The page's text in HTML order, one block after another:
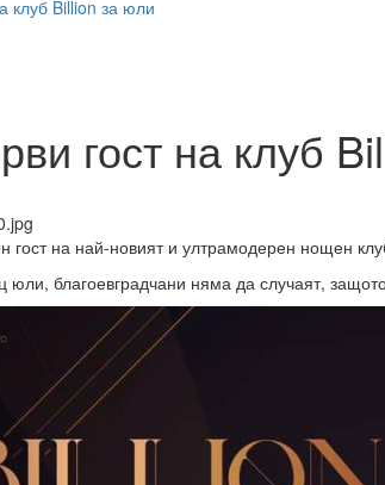
клуб Billion за юли
гост на клуб
на най-новият и ултрамодерен нощен
юли, благоевградчани няма да случаят,